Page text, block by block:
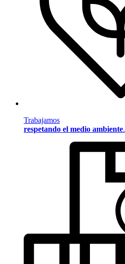
Trabajamos
respetando el medio ambiente.